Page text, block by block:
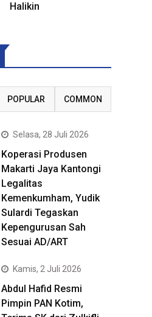
Halikin
POPULAR COMMON
Selasa, 28 Juli 2026
Koperasi Produsen
Makarti Jaya Kantongi
Legalitas
Kemenkumham, Yudik
Sulardi Tegaskan
Kepengurusan Sah
Sesuai AD/ART
Kamis, 2 Juli 2026
Abdul Hafid Resmi
Pimpin PAN Kotim,